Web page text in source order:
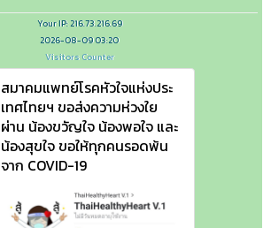
Your IP: 216.73.216.69
2026-08-09 03:20
Visitors Counter
สมาคมแพทย์โรคหัวใจแห่งประ
เทศไทยฯ ขอส่งความห่วงใย
ผ่าน น้องขวัญใจ น้องพอใจ และ
น้องสุขใจ ขอให้ทุกคนรอดพ้น
จาก COVID-19